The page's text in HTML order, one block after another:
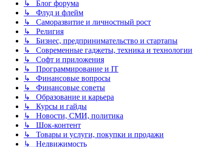
↳ Блог форума
↳ Флуд и флейм
↳ Саморазвитие и личностный рост
↳ Религия
↳ Бизнес, предпринимательство и стартапы
↳ Современные гаджеты, техника и технологии
↳ Софт и приложения
↳ Программирование и IT
↳ Финансовые вопросы
↳ Финансовые советы
↳ Образование и карьера
↳ Курсы и гайды
↳ Новости, СМИ, политика
↳ Шок-контент
↳ Товары и услуги, покупки и продажи
↳ Недвижимость